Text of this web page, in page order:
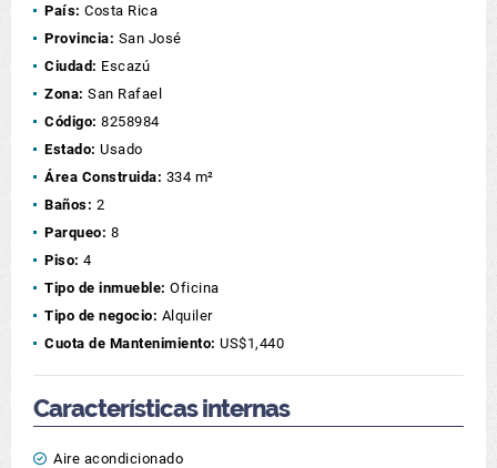
País: Costa Rica
Provincia: San José
Ciudad: Escazú
Zona: San Rafael
Código: 8258984
Estado: Usado
Área Construida: 334 m²
Baños: 2
Parqueo: 8
Piso: 4
Tipo de inmueble: Oficina
Tipo de negocio: Alquiler
Cuota de Mantenimiento: US$1,440
Características internas
Aire acondicionado